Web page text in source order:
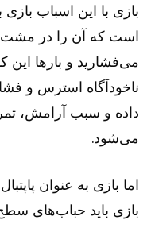
بازی با این اسباب
است که آن را در مشت
می‌فشارید و بارها این
ناخودآگاه استرس و
داده و سبب آرامش،
می‌شود.
اما بازی به عنوان
بازی باید حباب‌های